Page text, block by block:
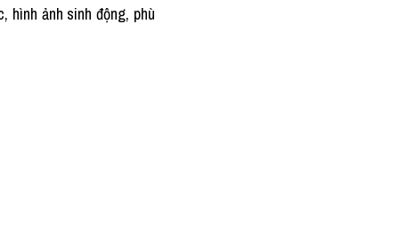
hình ảnh sinh động, phù